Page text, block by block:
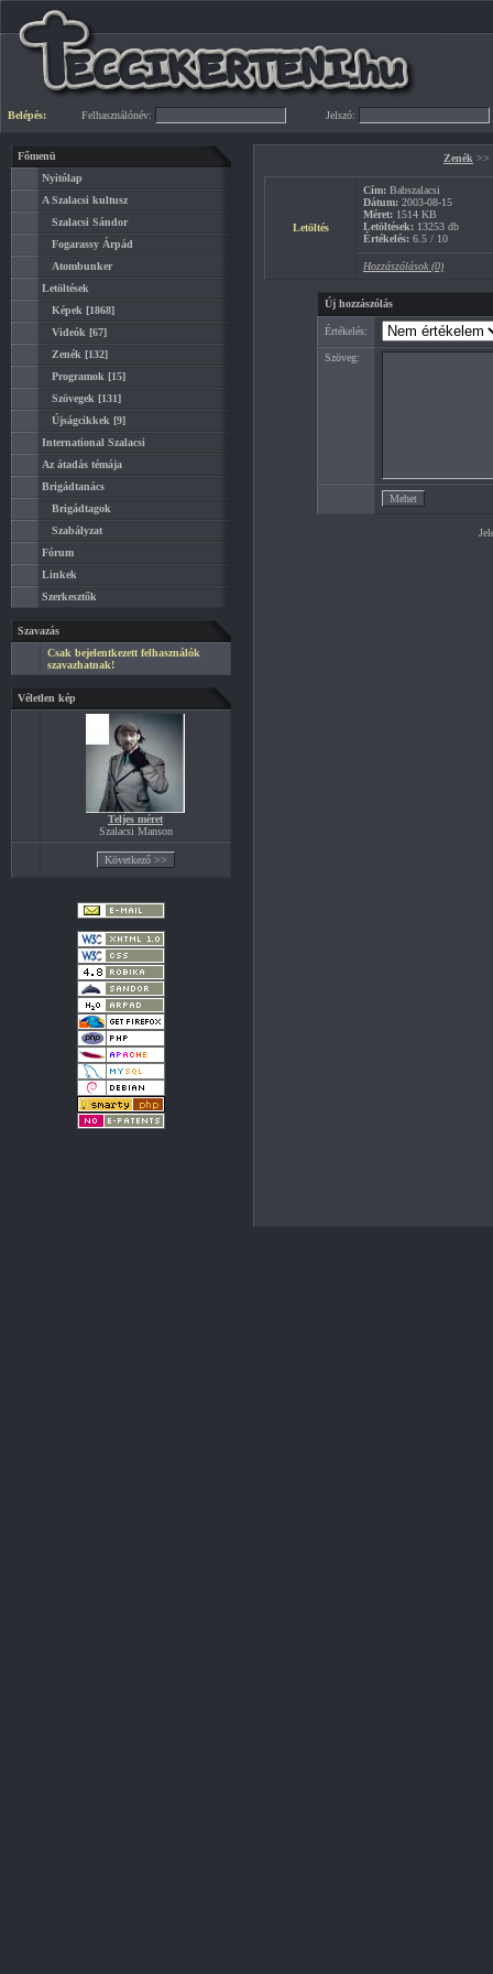
Belépés: Felhasználónév: Jelszó:
Főmenü
Nyitólap
A Szalacsi kultusz
Szalacsi Sándor
Fogarassy Árpád
Atombunker
Letöltések
Képek [1868]
Videók [67]
Zenék [132]
Programok [15]
Szövegek [131]
Újságcikkek [9]
International Szalacsi
Az átadás témája
Brigádtanács
Brigádtagok
Szabályzat
Fórum
Linkek
Szerkesztők
Szavazás
Csak bejelentkezett felhasználók
szavazhatnak!
Véletlen kép
Teljes méret
Szalacsi Manson
Zenék >>
Letöltés
Cím: Babszalacsi
Dátum: 2003-08-15
Méret: 1514 KB
Letöltések: 13253 db
Értékelés: 6.5 / 10
Hozzászólások (0)
Új hozzászólás
Értékelés:
Szöveg: